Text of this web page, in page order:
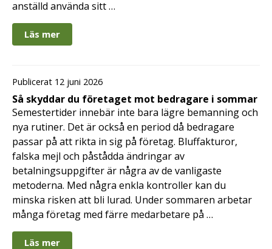
anställd använda sitt …
Läs mer
Publicerat 12 juni 2026
Så skyddar du företaget mot bedragare i sommar
Semestertider innebär inte bara lägre bemanning och
nya rutiner. Det är också en period då bedragare
passar på att rikta in sig på företag. Bluffakturor,
falska mejl och påstådda ändringar av
betalningsuppgifter är några av de vanligaste
metoderna. Med några enkla kontroller kan du
minska risken att bli lurad. Under sommaren arbetar
många företag med färre medarbetare på …
Läs mer